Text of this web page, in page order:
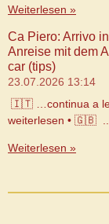
Weiterlesen »
Ca Piero: Arrivo
Anreise mit dem
car (tips)
23.07.2026 13:14
🇮🇹 …continua a
weiterlesen • 🇬🇧
Weiterlesen »